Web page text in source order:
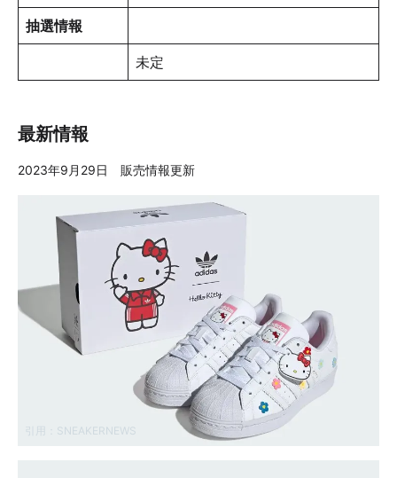
抽選情報
未定
最新情報
2023年9月29日 販売情報更新
引用： SNEAKERNEWS